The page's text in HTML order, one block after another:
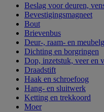
Beslag voor deuren,
Bevestigingsmagneet
Bout
Brievenbus
Deur-, raam- en
Dichting en borgringen
Dop, inzetstuk, veer en
Draadstift
Haak en schroefoog
Hang- en sluitwerk
Ketting en trekkoord
Moer